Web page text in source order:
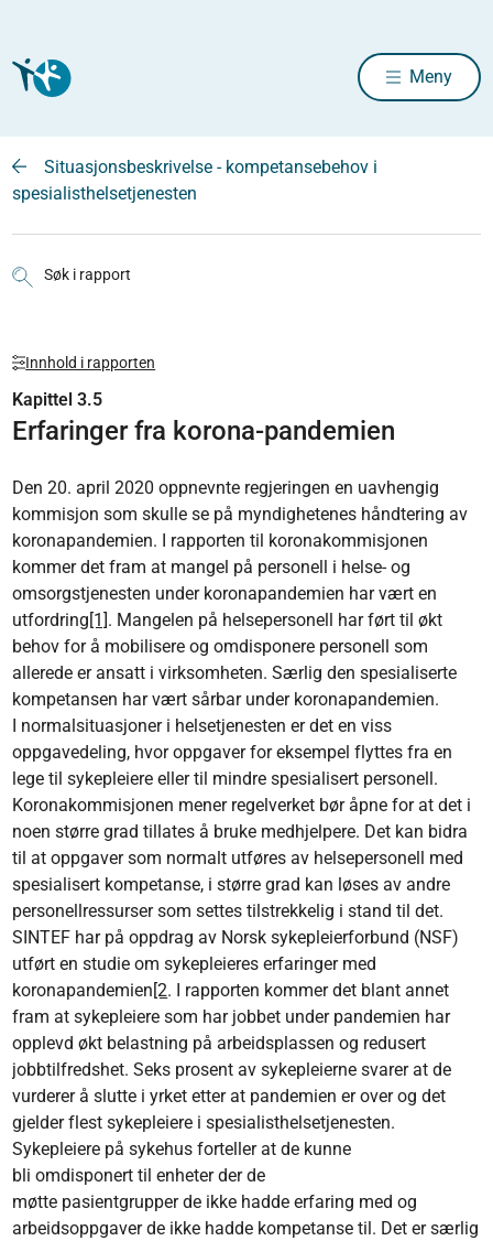
Meny
Situasjonsbeskrivelse - kompetansebehov i
spesialisthelsetjenesten
Søk i rapport
Innhold i rapporten
Kapittel 3.5
Erfaringer fra korona-pandemien
Den 20. april 2020 oppnevnte regjeringen en uavhengig
kommisjon som skulle se på myndighetenes håndtering av
koronapandemien. I rapporten til koronakommisjonen
kommer det fram at mangel på personell i helse- og
omsorgstjenesten under koronapandemien har vært en
utfordring[1]. Mangelen på helsepersonell har ført til økt
behov for å mobilisere og omdisponere personell som
allerede er ansatt i virksomheten. Særlig den spesialiserte
kompetansen har vært sårbar under koronapandemien.
I normalsituasjoner i helsetjenesten er det en viss
oppgavedeling, hvor oppgaver for eksempel flyttes fra en
lege til sykepleiere eller til mindre spesialisert personell.
Koronakommisjonen mener regelverket bør åpne for at det i
noen større grad tillates å bruke medhjelpere. Det kan bidra
til at oppgaver som normalt utføres av helsepersonell med
spesialisert kompetanse, i større grad kan løses av andre
personellressurser som settes tilstrekkelig i stand til det.
SINTEF har på oppdrag av Norsk sykepleierforbund (NSF)
utført en studie om sykepleieres erfaringer med
koronapandemien[2. I rapporten kommer det blant annet
fram at sykepleiere som har jobbet under pandemien har
opplevd økt belastning på arbeidsplassen og redusert
jobbtilfredshet. Seks prosent av sykepleierne svarer at de
vurderer å slutte i yrket etter at pandemien er over og det
gjelder flest sykepleiere i spesialisthelsetjenesten.
Sykepleiere på sykehus forteller at de kunne
bli omdisponert til enheter der de
møtte pasientgrupper de ikke hadde erfaring med og
arbeidsoppgaver de ikke hadde kompetanse til. Det er særlig